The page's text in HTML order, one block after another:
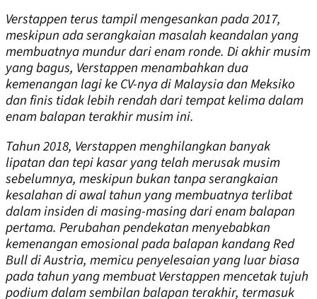
Verstappen terus tampil mengesankan pada 2017,
meskipun ada serangkaian masalah keandalan yang
membuatnya mundur dari enam ronde. Di akhir musim
yang bagus, Verstappen menambahkan dua
kemenangan lagi ke CV-nya di Malaysia dan Meksiko
dan finis tidak lebih rendah dari tempat kelima dalam
enam balapan terakhir musim ini.
Tahun 2018, Verstappen menghilangkan banyak
lipatan dan tepi kasar yang telah merusak musim
sebelumnya, meskipun bukan tanpa serangkaian
kesalahan di awal tahun yang membuatnya terlibat
dalam insiden di masing-masing dari enam balapan
pertama. Perubahan pendekatan menyebabkan
kemenangan emosional pada balapan kandang Red
Bull di Austria, memicu penyelesaian yang luar biasa
pada tahun yang membuat Verstappen mencetak tujuh
podium dalam sembilan balapan terakhir, termasuk